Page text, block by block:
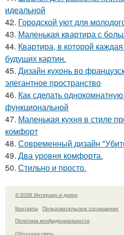
идеальной
42. Городской уют для
43. Маленькая квартира с
44. Квартира, в которой
будущих картин.
45. Дизайн кухонь во
элегантное пространство
46. Как сделать
функциональной
47. Маленькая кухня в стиле
комфорт
48. Современный дизайн
49. Два уровня комфорта.
50. Стильно и просто.
© 2026 Интерьер и декор
Контакты
Пользовательское соглашение
Политика конфидециальности
Обратная связь